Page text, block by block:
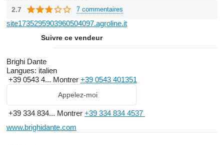
2.7 7 commentaires
site1735295903960504097.agroline.it
Suivre ce vendeur
Brighi Dante
Langues: italien
+39 0543 4... Montrer +39 0543 401351
Appelez-moi
+39 334 834... Montrer +39 334 834 4537
www.brighidante.com